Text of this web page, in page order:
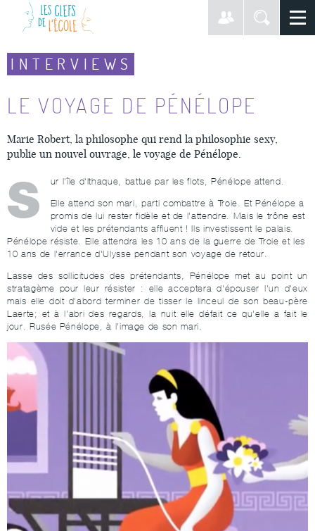
INTERVIEWS
LE VOYAGE DE PÉNÉLOPE
Marie Robert, la philosophe qui rend la philosophie sexy,
publie un nouvel ouvrage, le voyage de Pénélope.
S ur l'île d'Ithaque, battue par les flots, Pénélope attend.
Elle attend son mari, parti combattre à Troie. Et Pénélope a
promis de lui rester fidèle et de l'attendre. Mais le trône est
vide et les prétendants affluent ! Ils investissent le palais.
Pénélope résiste. Elle attendra les 10 ans de la guerre de Troie et les
10 ans de l'errance d'Ulysse pendant son voyage de retour.
Lasse des sollicitudes des prétendants, Pénélope met au point un
stratagème pour leur résister : elle acceptera d'épouser l'un d'eux
mais elle doit d'abord terminer de tisser le linceul de son beau-père
Laerte; et à l'abri des regards, la nuit elle défait ce qu'elle a fait le
jour. Rusée Pénélope, à l'image de son mari.